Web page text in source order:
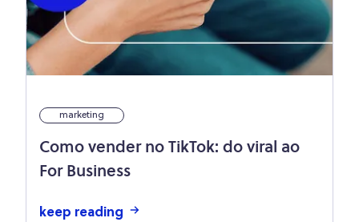
marketing
Como vender no TikTok: do viral ao
For Business
keep reading